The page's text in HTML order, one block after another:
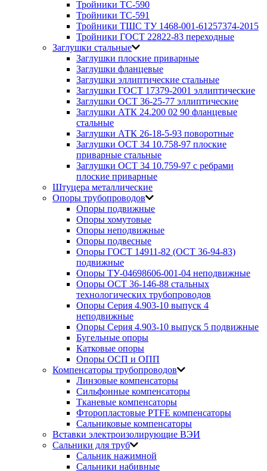
Тройники ТС-590
Тройники ТС-591
Тройники ТШС ТУ 1468-001-61257374-2015
Тройники ГОСТ 22822-83 переходные
Заглушки стальные
Заглушки плоские приварные
Заглушки фланцевые
Заглушки эллиптические стальные
Заглушки ГОСТ 17379-2001 эллиптические
Заглушки ОСТ 36-25-77 эллиптические
Заглушки АТК 24.200 02 90 фланцевые
стальные
Заглушки АТК 26-18-5-93 поворотные
Заглушки ОСТ 34 10.758-97 плоские
приварные стальные
Заглушки ОСТ 34 10.759-97 с ребрами
плоские приварные
Штуцера металлические
Опоры трубопроводов
Опоры подвижные
Опоры хомутовые
Опоры неподвижные
Опоры подвесные
Опоры ГОСТ 14911-82 (ОСТ 36-94-83)
подвижные
Опоры ТУ-04698606-001-04 неподвижные
Опоры ОСТ 36-146-88 стальных
технологических трубопроводов
Опоры Серия 4.903-10 выпуск 4
неподвижные
Опоры Серия 4.903-10 выпуск 5 подвижные
Бугельные опоры
Катковые опоры
Опоры ОСП и ОПП
Компенсаторы трубопроводов
Линзовые компенсаторы
Сильфонные компенсаторы
Тканевые компенсаторы
Фторопластовые PTFE компенсаторы
Сальниковые компенсаторы
Вставки электроизолирующие ВЭИ
Сальники для труб
Сальник нажимной
Сальники набивные